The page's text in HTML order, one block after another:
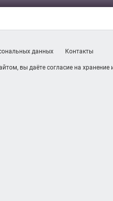
данных Контакты
вы даёте согласие на хранение